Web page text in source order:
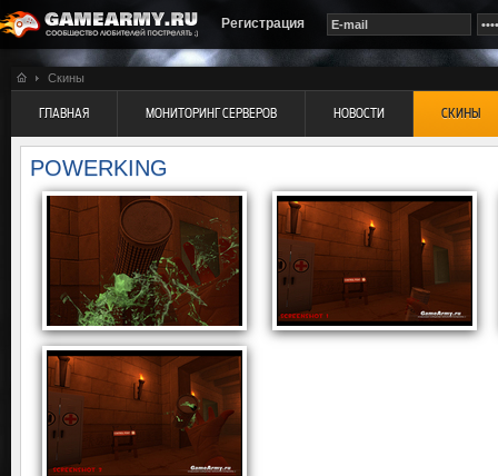
Регистрация
Скины
ГЛАВНАЯ МОНИТОРИНГ СЕРВЕРОВ НОВОСТИ СКИНЫ
POWERKING